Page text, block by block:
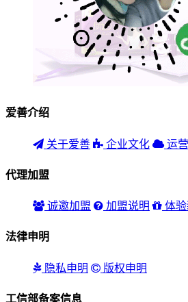
爱善介绍
关于爱善 企业文化 运
代理加盟
诚邀加盟 加盟说明 体
法律申明
隐私申明 版权申明
工信部备案信息